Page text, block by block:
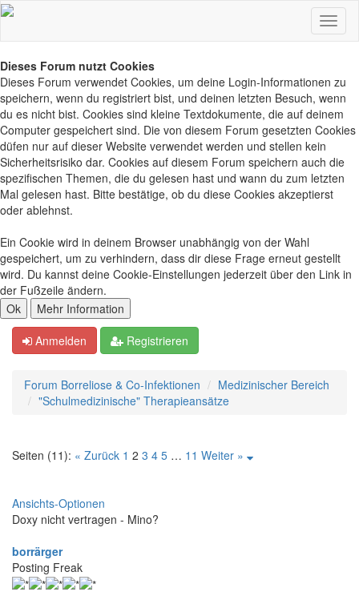
Dieses Forum nutzt Cookies
Dieses Forum verwendet Cookies, um deine Login-Informationen zu
speichern, wenn du registriert bist, und deinen letzten Besuch, wenn
du es nicht bist. Cookies sind kleine Textdokumente, die auf deinem
Computer gespeichert sind. Die von diesem Forum gesetzten Cookies
düfen nur auf dieser Website verwendet werden und stellen kein
Sicherheitsrisiko dar. Cookies auf diesem Forum speichern auch die
spezifischen Themen, die du gelesen hast und wann du zum letzten
Mal gelesen hast. Bitte bestätige, ob du diese Cookies akzeptierst
oder ablehnst.
Ein Cookie wird in deinem Browser unabhängig von der Wahl
gespeichert, um zu verhindern, dass dir diese Frage erneut gestellt
wird. Du kannst deine Cookie-Einstellungen jederzeit über den Link in
der Fußzeile ändern.
Anmelden Registrieren
Forum Borreliose & Co-Infektionen
Medizinischer Bereich
"Schulmedizinische" Therapieansätze
Seiten (11): « Zurück 1 2 3 4 5 … 11 Weiter »
Ansichts-Optionen
Doxy nicht vertragen - Mino?
borrärger
Posting Freak